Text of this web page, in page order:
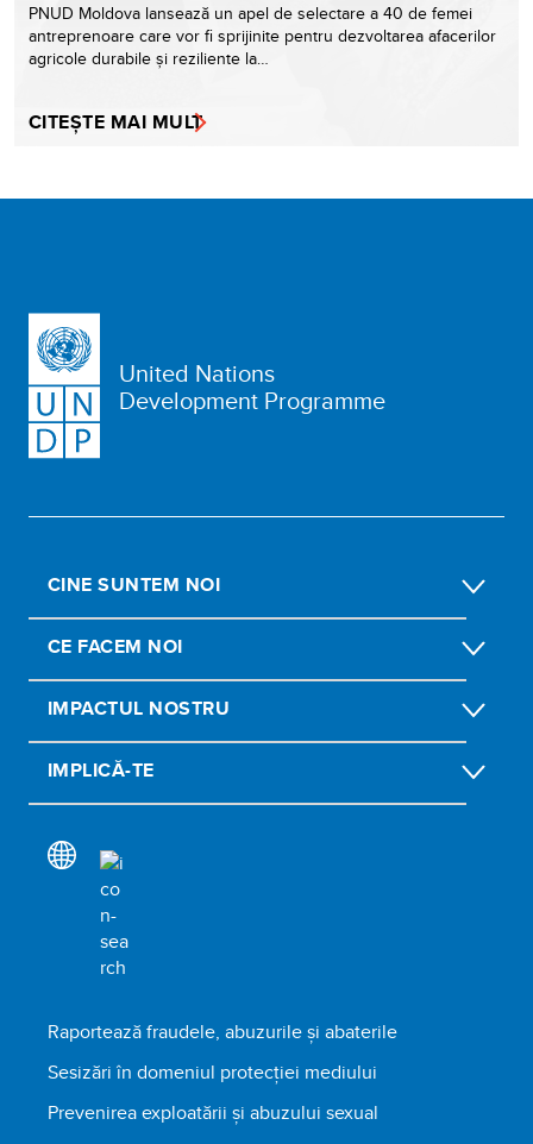
PNUD Moldova lansează un apel de selectare a 40 de femei
antreprenoare care vor fi sprijinite pentru dezvoltarea afacerilor
agricole durabile și reziliente la…
CITEȘTE MAI MULT
United Nations
Development Programme
CINE SUNTEM NOI
CE FACEM NOI
IMPACTUL NOSTRU
IMPLICĂ-TE
Raportează fraudele, abuzurile și abaterile
Sesizări în domeniul protecției mediului
Prevenirea exploatării și abuzului sexual